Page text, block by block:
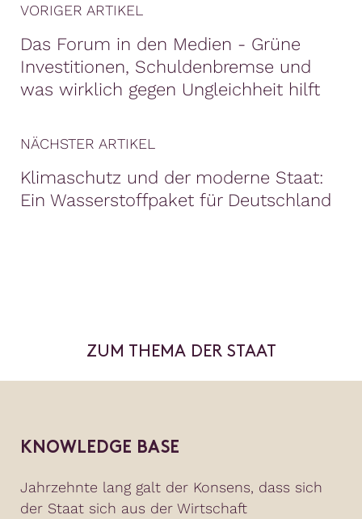
VORIGER ARTIKEL
Das Forum in den Medien - Grüne
Investitionen, Schuldenbremse und
was wirklich gegen Ungleichheit hilft
NÄCHSTER ARTIKEL
Klimaschutz und der moderne Staat:
Ein Wasserstoffpaket für Deutschland
ZUM THEMA DER STAAT
KNOWLEDGE BASE
Jahrzehnte lang galt der Konsens, dass sich
der Staat sich aus der Wirtschaft